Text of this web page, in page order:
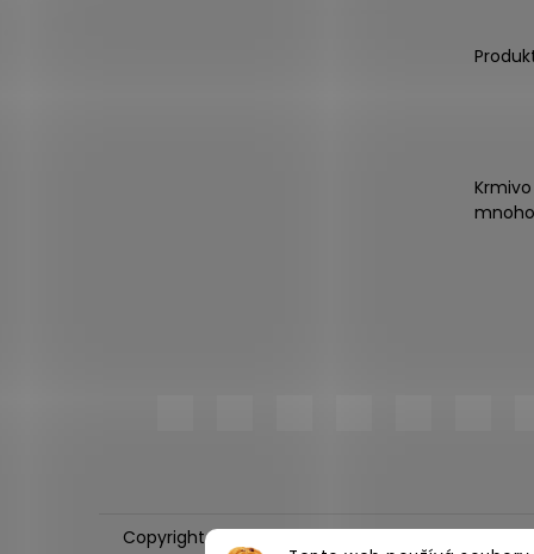
Copyright 2026PlnímeMisky.cz. Všechna